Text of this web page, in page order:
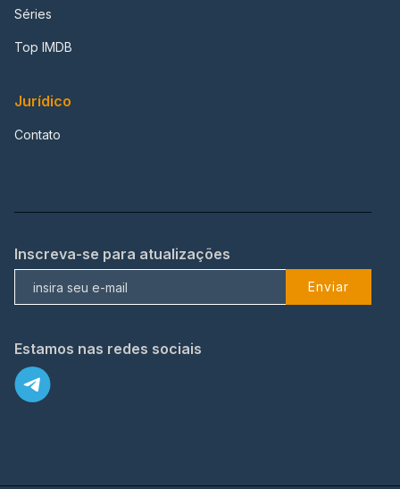
Séries
Top IMDB
Jurídico
Contato
Inscreva-se para atualizações
Enviar
Estamos nas redes sociais